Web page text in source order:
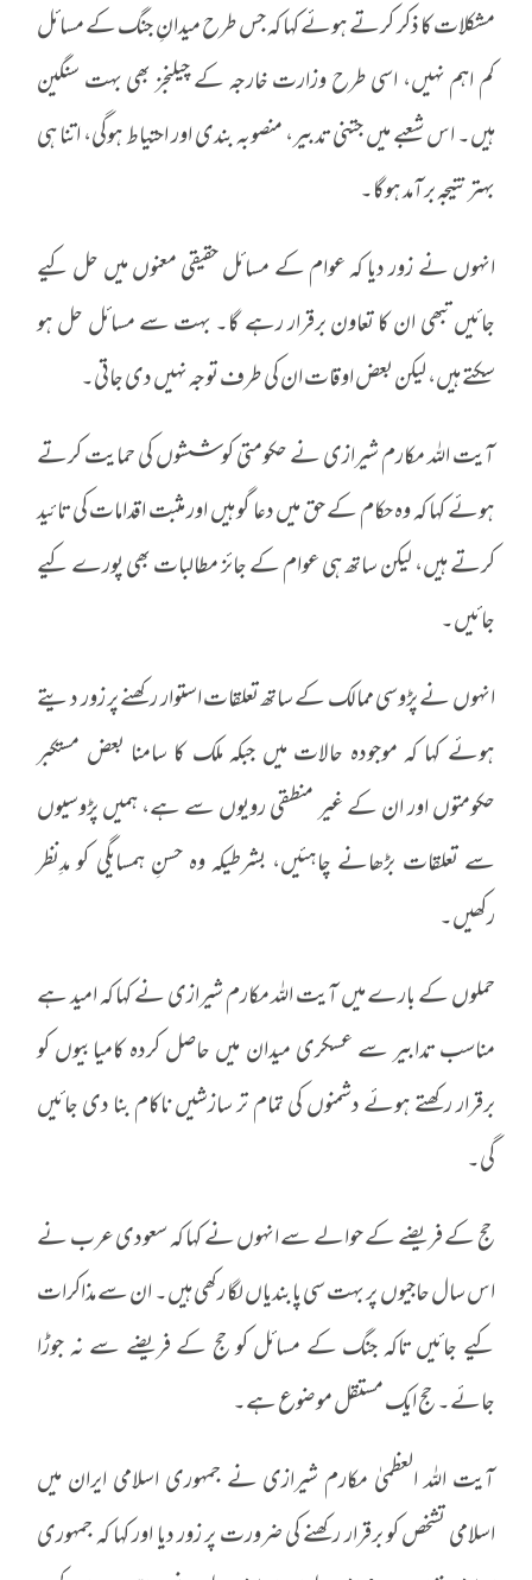
مشکلات کا ذکر کرتے ہوئے کہا کہ جس طرح میدانِ جنگ کے مسائل
کم اہم نہیں، اسی طرح وزارت خارجہ کے چیلنجز بھی بہت سنگین
ہیں۔ اس شعبے میں جتنی تدبیر، منصوبہ بندی اور احتیاط ہوگی، اتنا ہی
بہتر نتیجہ برآمد ہوگا۔
انہوں نے زور دیا کہ عوام کے مسائل حقیقی معنوں میں حل کیے
جائیں تبھی ان کا تعاون برقرار رہے گا۔ بہت سے مسائل حل ہو
سکتے ہیں، لیکن بعض اوقات ان کی طرف توجہ نہیں دی جاتی۔
آیت اللہ مکارم شیرازی نے حکومتی کوششوں کی حمایت کرتے
ہوئے کہا کہ وہ حکام کے حق میں دعا گو ہیں اور مثبت اقدامات کی تائید
کرتے ہیں، لیکن ساتھ ہی عوام کے جائز مطالبات بھی پورے کیے
جائیں۔
انہوں نے پڑوسی ممالک کے ساتھ تعلقات استوار رکھنے پر زور دیتے
ہوئے کہا کہ موجودہ حالات میں جبکہ ملک کا سامنا بعض مستکبر
حکومتوں اور ان کے غیر منطقی رویوں سے ہے، ہمیں پڑوسیوں
سے تعلقات بڑھانے چاہئیں، بشرطیکہ وہ حسنِ ہمسایگی کو مدِنظر
رکھیں۔
حملوں کے بارے میں آیت اللہ مکارم شیرازی نے کہا کہ امید ہے
مناسب تدابیر سے عسکری میدان میں حاصل کردہ کامیابیوں کو
برقرار رکھتے ہوئے دشمنوں کی تمام تر سازشیں ناکام بنا دی جائیں
گی۔
حج کے فریضے کے حوالے سے انہوں نے کہا کہ سعودی عرب نے
اس سال حاجیوں پر بہت سی پابندیاں لگا رکھی ہیں۔ ان سے مذاکرات
کیے جائیں تاکہ جنگ کے مسائل کو حج کے فریضے سے نہ جوڑا
جائے۔ حج ایک مستقل موضوع ہے۔
آیت اللہ العظمیٰ مکارم شیرازی نے جمہوری اسلامی ایران میں
اسلامی تشخص کو برقرار رکھنے کی ضرورت پر زور دیا اور کہا کہ جمہوری